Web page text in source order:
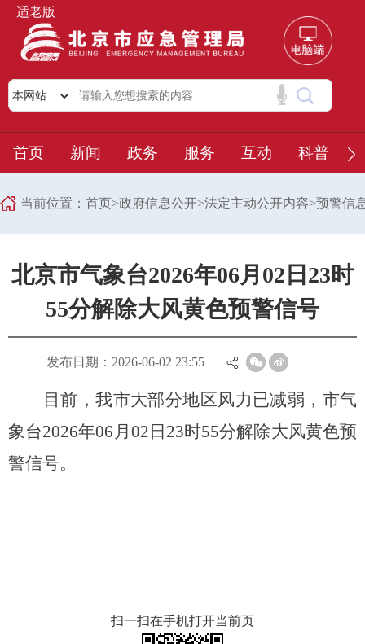
适老版
首页 新闻 政务 服务 互动 科普
当前位置： 首页>政府信息公开>法定主动公开内容>预警信
北京市气象台2026年06月02日23时
55分解除大风黄色预警信号
发布日期：2026-06-02 23:55
目前，我市大部分地区风力已减弱，市气
象台2026年06月02日23时55分解除大风黄色预
警信号。
扫一扫在手机打开当前页